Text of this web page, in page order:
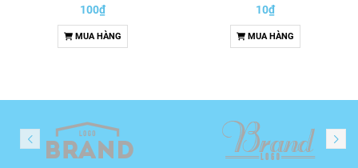
100₫
MUA HÀNG
10₫
MUA HÀNG